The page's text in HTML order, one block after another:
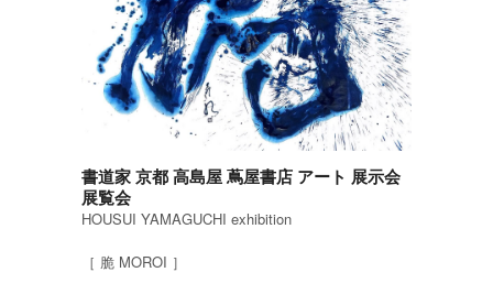
書道家 京都 高島屋 蔦屋書店 アート 展示会
展覧会
HOUSUI YAMAGUCHI exhibition
［ 脆 MOROI ］